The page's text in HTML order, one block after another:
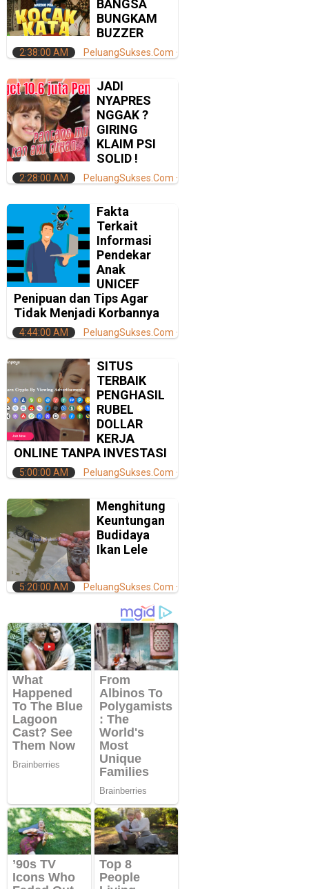
BANGSA
BUNGKAM
BUZZER
PeluangSukses.Com
2:38:00 AM
JADI
NYAPRES
NGGAK ?
GIRING
KLAIM PSI
SOLID !
PeluangSukses.Com
2:28:00 AM
Fakta
Terkait
Informasi
Pendekar
Anak
UNICEF
Penipuan dan Tips Agar
Tidak Menjadi Korbannya
PeluangSukses.Com
4:44:00 AM
SITUS
TERBAIK
PENGHASIL
RUBEL
DOLLAR
KERJA
ONLINE TANPA INVESTASI
PeluangSukses.Com
5:00:00 AM
Menghitung
Keuntungan
Budidaya
Ikan Lele
PeluangSukses.Com
5:20:00 AM